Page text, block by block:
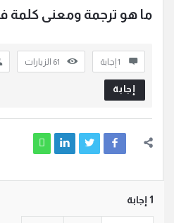
أسئلة
ما هو ترجمة ومعنى كلمة
‫1 إجابة 61 الزيارات
إجابة
‫1 إجابة